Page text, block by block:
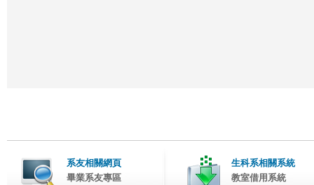
系友相關網頁
畢業系友專區
生科系相關系統
教室借用系統